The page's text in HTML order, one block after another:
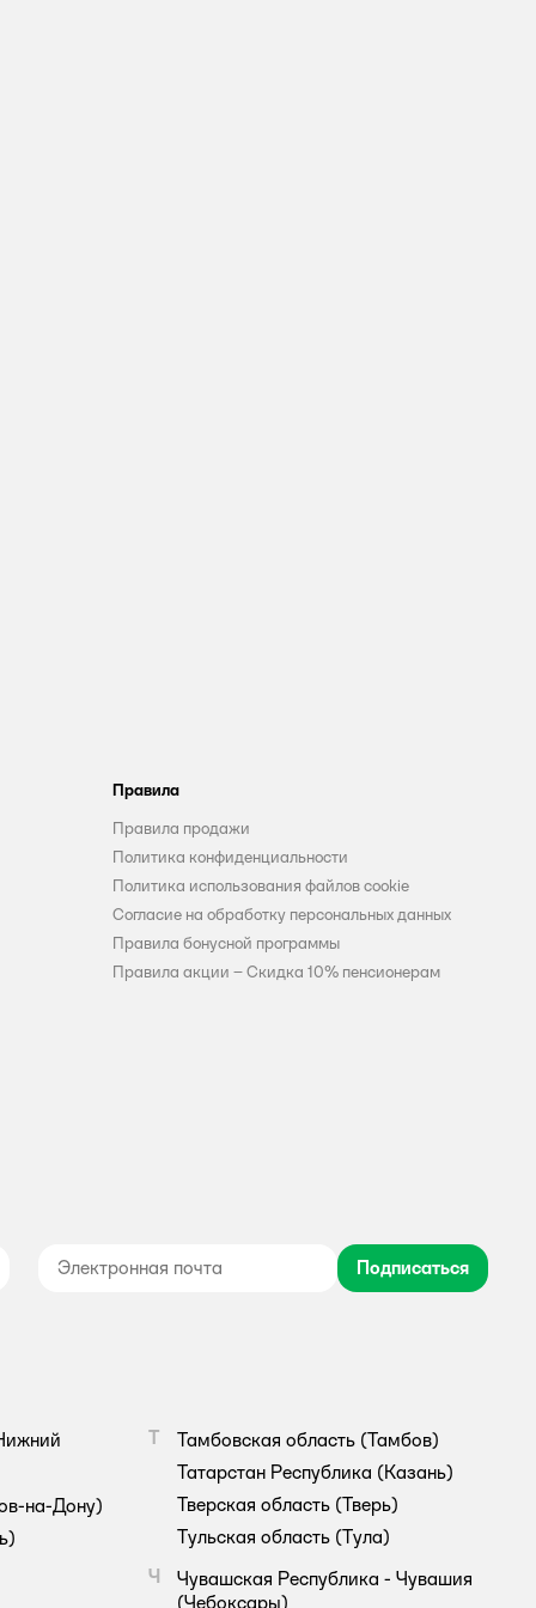
Правила
Правила продажи
Политика конфиденциальности
Политика использования файлов cookie
Согласие на обработку персональных данных
Правила бонусной программы
Правила акции – Скидка 10% пенсионерам
Подписаться
на-Дону)
Т Тамбовская область (Тамбов)
Татарстан Республика (Казань)
Тверская область (Тверь)
Тульская область (Тула)
Ч
Чувашская Республика - Чувашия
(Чебоксары)